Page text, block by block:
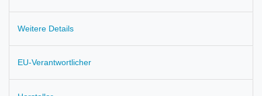
Weitere Details
EU-Verantwortlicher